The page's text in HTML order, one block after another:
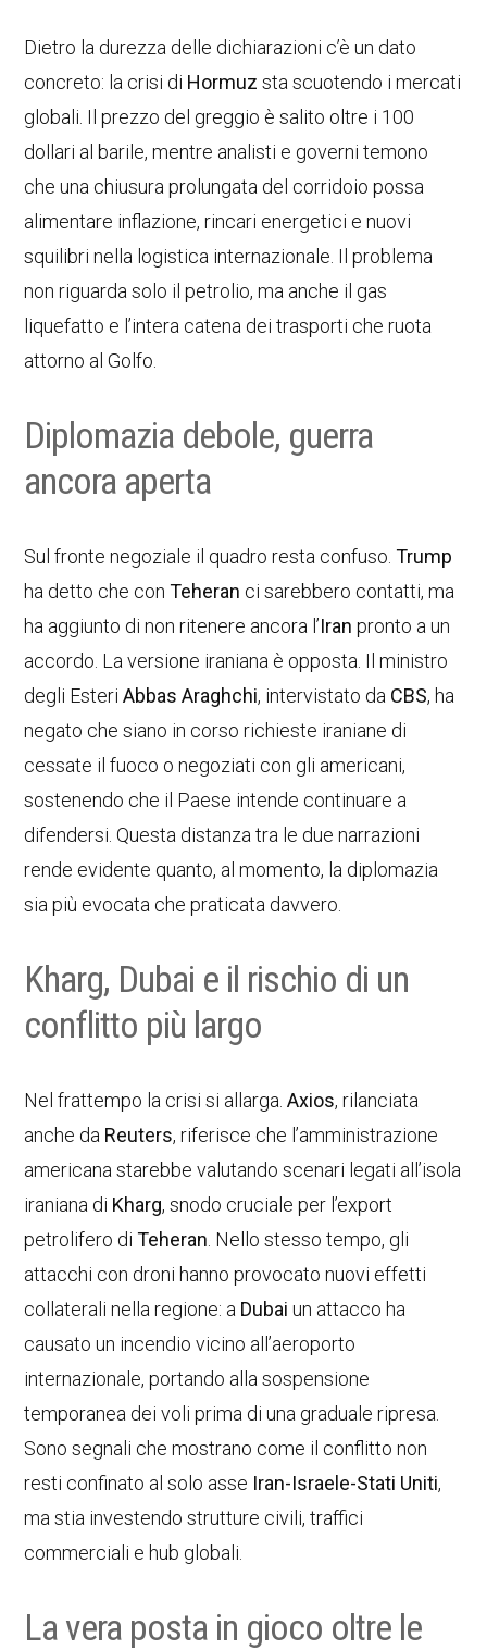
Dietro la durezza delle dichiarazioni c’è un dato
concreto: la crisi di Hormuz sta scuotendo i mercati
globali. Il prezzo del greggio è salito oltre i 100
dollari al barile, mentre analisti e governi temono
che una chiusura prolungata del corridoio possa
alimentare inflazione, rincari energetici e nuovi
squilibri nella logistica internazionale. Il problema
non riguarda solo il petrolio, ma anche il gas
liquefatto e l’intera catena dei trasporti che ruota
attorno al Golfo.
Diplomazia debole, guerra
ancora aperta
Sul fronte negoziale il quadro resta confuso.Trump
ha detto che conTeheran ci sarebbero contatti, ma
ha aggiunto di non ritenere ancora l’Iran pronto a un
accordo. La versione iraniana è opposta. Il ministro
degli EsteriAbbas Araghchi, intervistato da CBS, ha
negato che siano in corso richieste iraniane di
cessate il fuoco o negoziati con gli americani,
sostenendo che il Paese intende continuare a
difendersi. Questa distanza tra le due narrazioni
rende evidente quanto, al momento, la diplomazia
sia più evocata che praticata davvero.
Kharg, Dubai e il rischio di un
conflitto più largo
Nel frattempo la crisi si allarga.Axios, rilanciata
anche da Reuters, riferisce che l’amministrazione
americana starebbe valutando scenari legati all’isola
iraniana di Kharg, snodo cruciale per l’export
petrolifero diTeheran . Nello stesso tempo, gli
attacchi con droni hanno provocato nuovi effetti
collaterali nella regione: a Dubai un attacco ha
causato un incendio vicino all’aeroporto
internazionale, portando alla sospensione
temporanea dei voli prima di una graduale ripresa.
Sono segnali che mostrano come il conflitto non
resti confinato al solo asse Iran-Israele-Stati Uniti,
ma stia investendo strutture civili, traffici
commerciali e hub globali.
La vera posta in gioco oltre le